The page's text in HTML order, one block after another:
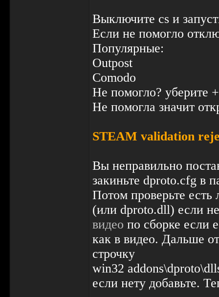
Выключите cs и
Если не помогло
Популярные:
Outpost
Comodo
Не помогло? уберите
Не помогла значит
STEAM validation
Вы неправильно
закиньте dproto.cfg в
Потом проверьте
(или dproto.dll) если
видео по сборке если
как в видео. Дальше
строчку
win32
если нету добавьте.